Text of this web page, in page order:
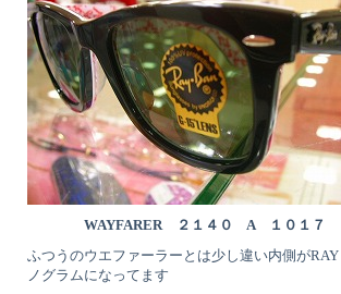
WAYFARER ２１４０ A １０１７
ふつうのウエファーラーとは少し違い内側が
ノグラムになってます